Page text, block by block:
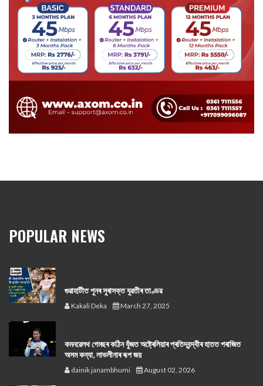
POPULAR NEWS
গুৱাহাটীত পুনৰ সুৰাসক্ত যুৱতীৰ তাণ্ডৱ
Kakali Deka March 27, 2025
কমনৱেলথ গেমছৰ কঠিন যুঁজত অষ্ট্ৰেলিয়াৰ প্ৰতিদ্বন্দ্বীৰ হাতত পৰাজিত
অসম কন্যা, লাভলীনাৰ ৰূপ জয়
dainik janambhumi August 02, 2026